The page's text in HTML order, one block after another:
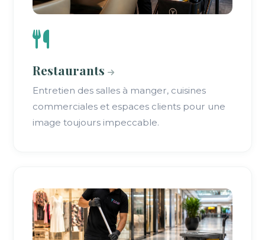
Restaurants
Entretien des salles à manger, cuisines
commerciales et espaces clients pour une
image toujours impeccable.